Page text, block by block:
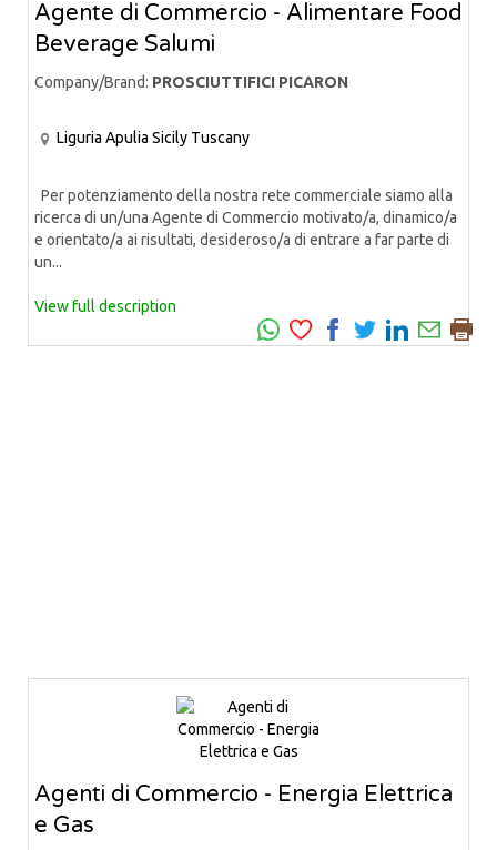
Agente di Commercio - Alimentare Food
Beverage Salumi
Company/Brand: PROSCIUTTIFICI PICARON
Liguria Apulia Sicily Tuscany
Per potenziamento della nostra rete commerciale siamo alla
ricerca di un/una Agente di Commercio motivato/a, dinamico/a
e orientato/a ai risultati, desideroso/a di entrare a far parte di
un...
View full description
Agenti di Commercio - Energia Elettrica
e Gas